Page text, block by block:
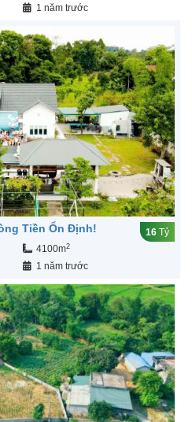
1 năm trước
Tiền Ổn Định! 16 Tỷ
4100m2
1 năm trước